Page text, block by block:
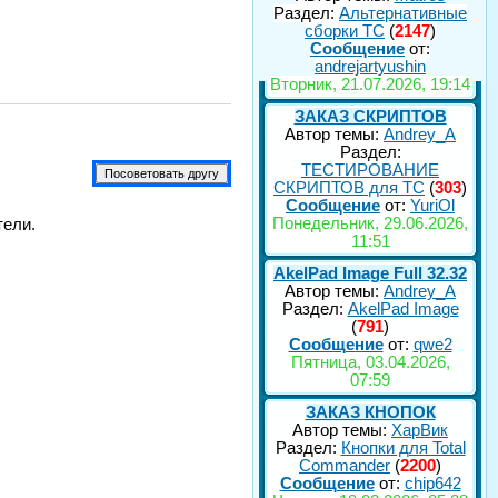
Раздел: Альтернативные
сборки ТС (2147)
Сообщение от:
andrejartyushin
Вторник, 21.07.2026, 19:14
ЗАКАЗ СКРИПТОВ
Автор темы: Andrey_A
Раздел:
ТЕСТИРОВАНИЕ
СКРИПТОВ для TC (303)
Сообщение от: YuriOl
Понедельник, 29.06.2026,
11:51
AkelPad Image Full 32.32
Автор темы: Andrey_A
Раздел: AkelPad Image
(791)
Сообщениеот: qwe2
Пятница, 03.04.2026,
07:59
ЗАКАЗ КНОПОК
Автор темы: ХарВик
Раздел: Кнопки для Total
Commander (2200)
Сообщениеот: chip642